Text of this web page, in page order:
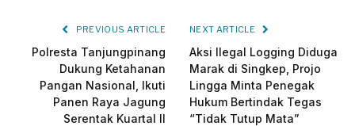
PREVIOUS ARTICLE
Polresta Tanjungpinang
Dukung Ketahanan
Pangan Nasional, Ikuti
Panen Raya Jagung
Serentak Kuartal II
NEXT ARTICLE
Aksi Ilegal Logging Diduga
Marak di Singkep, Projo
Lingga Minta Penegak
Hukum Bertindak Tegas
“Tidak Tutup Mata”